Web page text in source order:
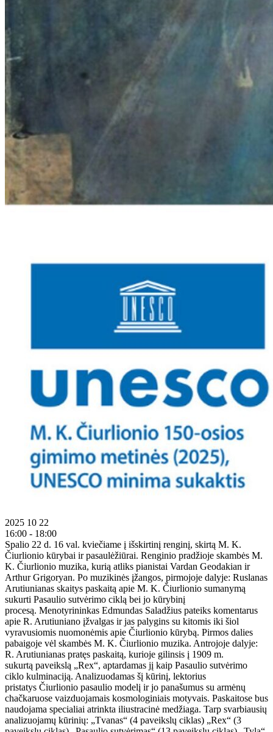
2025 10 22
16:00 - 18:00
Spalio 22 d. 16 val. kviečiame į išskirtinį renginį, skirtą M. K.
Čiurlionio kūrybai ir pasaulėžiūrai. Renginio pradžioje skambės M.
K. Čiurlionio muzika, kurią atliks pianistai Vardan Geodakian ir
Arthur Grigoryan. Po muzikinės įžangos, pirmojoje dalyje: Ruslanas
Arutiunianas skaitys paskaitą apie M. K. Čiurlionio sumanymą
sukurti Pasaulio sutvėrimo ciklą bei jo kūrybinį
procesą. Menotyrininkas Edmundas Saladžius pateiks komentarus
apie R. Arutiuniano įžvalgas ir jas palygins su kitomis iki šiol
vyravusiomis nuomonėmis apie Čiurlionio kūrybą. Pirmos dalies
pabaigoje vėl skambės M. K. Čiurlionio muzika. Antrojoje dalyje:
R. Arutiunianas pratęs paskaitą, kurioje gilinsis į 1909 m.
sukurtą paveikslą „Rex“, aptardamas jį kaip Pasaulio sutvėrimo
ciklo kulminaciją. Analizuodamas šį kūrinį, lektorius
pristatys Čiurlionio pasaulio modelį ir jo panašumus su armėnų
chačkaruose vaizduojamais kosmologiniais motyvais. Paskaitose bus
naudojama specialiai atrinkta iliustracinė medžiaga. Tarp svarbiausių
analizuojamų kūrinių: „Tvanas“ (4 paveikslų ciklas) „Rex“ (3